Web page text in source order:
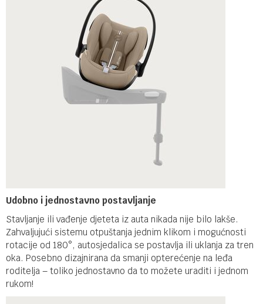
Udobno i jednostavno postavljanje
Stavljanje ili vađenje djeteta iz auta nikada nije bilo lakše.
Zahvaljujući sistemu otpuštanja jednim klikom i mogućnosti
rotacije od 180°, autosjedalica se postavlja ili uklanja za tren
oka. Posebno dizajnirana da smanji opterećenje na leđa
roditelja – toliko jednostavno da to možete uraditi i jednom
rukom!